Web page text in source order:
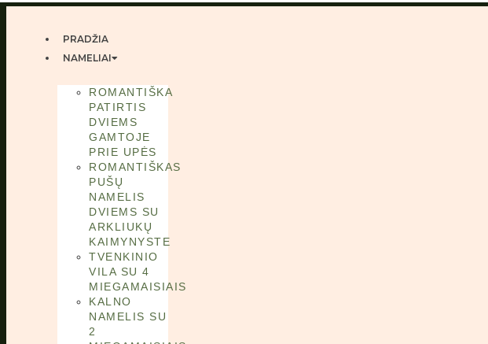
PRADŽIA
NAMELIAI
ROMANTIŠKA
PATIRTIS
DVIEMS
GAMTOJE
PRIE UPĖS
ROMANTIŠKAS
PUŠŲ
NAMELIS
DVIEMS SU
ARKLIUKŲ
KAIMYNYSTE
TVENKINIO
VILA SU 4
MIEGAMAISIAIS
KALNO
NAMELIS SU
2